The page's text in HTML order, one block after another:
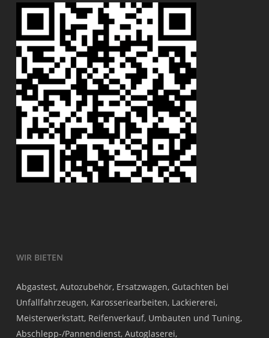
WIR BIETEN
Abgastest, Autozubehör, Ersatzwagen, Gutachten bei
Unfallfahrzeugen, Karosseriearbeiten, Lackiererei,
Meisterwerkstatt, Reifenverkauf, Umbauten und Tuning,
Abschlepp-/Pannendienst, Autoglaserei,